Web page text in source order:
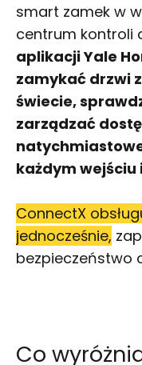
smart zamek w
centrum kontroli
aplikacji Yale
zamykać drzwi
świecie,
zarządzać
każdym wejściu
ConnectX
jednocześnie,
bezpieczeństwo
Co